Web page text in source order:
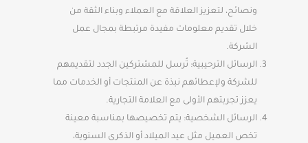
ونصائح، لتعزيز العلاقة مع العملاء وبناء الثقة من
خلال تقديم معلومات مفيدة مرتبطة بمجال عمل
الشركة.
الرسائل الترحيبية: تُرسل للمشتركين الجدد لتقديمهم
للشركة ولإعطائهم نبذة عن المنتجات أو الخدمات مما
يعزز تجربتهم الأولى مع العلامة التجارية.
الرسائل الشخصية: يتم تخصيصها بمناسبة معينة
تخص العميل مثل عيد الميلاد أو الذكرى السنوية،